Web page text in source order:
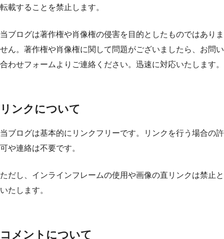
転載することを禁止します。
当ブログは著作権や肖像権の侵害を目的としたものではありま
せん。著作権や肖像権に関して問題がございましたら、お問い
合わせフォームよりご連絡ください。迅速に対応いたします。
リンクについて
当ブログは基本的にリンクフリーです。リンクを行う場合の許
可や連絡は不要です。
ただし、インラインフレームの使用や画像の直リンクは禁止と
いたします。
コメントについて